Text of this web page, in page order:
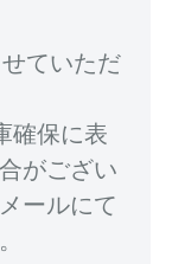
ていただ
確保に表
がござい
ールにて